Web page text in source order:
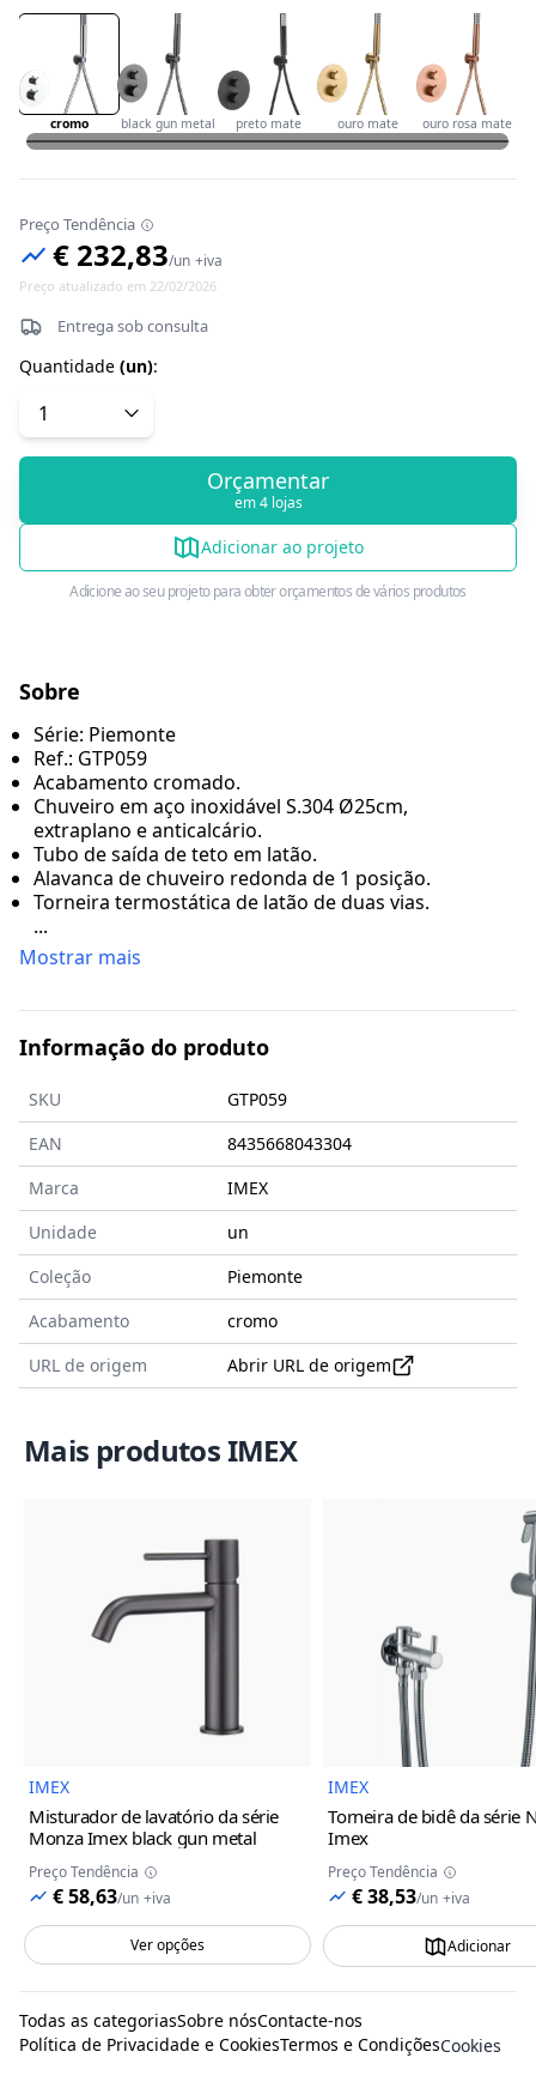
cromo black gun metal preto mate ouro mate ouro rosa mate
Preço Tendência
€ 232,83/un +iva
Preço atualizado em 22/02/2026
Entrega sob consulta
Quantidade (un):
Orçamentar
em 4 lojas
Adicionar ao projeto
Adicione ao seu projeto para obter orçamentos de vários produtos
Sobre
Série: Piemonte
Ref.: GTP059
Acabamento cromado.
Chuveiro em aço inoxidável S.304 Ø25cm,
extraplano e anticalcário.
Tubo de saída de teto em latão.
Alavanca de chuveiro redonda de 1 posição.
Torneira termostática de latão de duas vias.
...
Mostrar mais
Informação do produto
SKU
GTP059
EAN
8435668043304
Marca
IMEX
Unidade
un
Coleção
Piemonte
Acabamento
cromo
URL de origem
Abrir URL de origem
Mais produtos IMEX
IMEX
Misturador de lavatório da série
Monza Imex black gun metal
Preço Tendência
€ 58,63/un +iva
Ver opções
IMEX
Torneira de bidê da série
Imex
Preço Tendência
€ 38,53/un +iva
Adicionar
Todas as categoriasSobre nósContacte-nos
Política de Privacidade e CookiesTermos e CondiçõesCookies